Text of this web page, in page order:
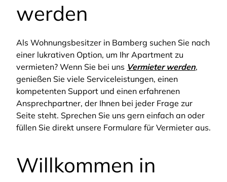
werden
Als Wohnungsbesitzer in Bamberg suchen Sie nach
einer lukrativen Option, um Ihr Apartment zu
vermieten? Wenn Sie bei uns Vermieter werden,
genießen Sie viele Serviceleistungen, einen
kompetenten Support und einen erfahrenen
Ansprechpartner, der Ihnen bei jeder Frage zur
Seite steht. Sprechen Sie uns gern einfach an oder
füllen Sie direkt unsere Formulare für Vermieter aus.
Willkommen in